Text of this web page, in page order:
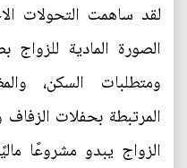
لقد ساهمت التحولات
الصورة المادية للزواج
ومتطلبات السكن،
المرتبطة بحفلات الزفاف
الزواج يبدو مشروعًا